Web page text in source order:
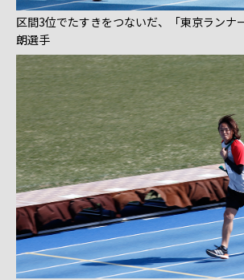
区間3位でたすきをつないだ、「東京ランナ
朗選手